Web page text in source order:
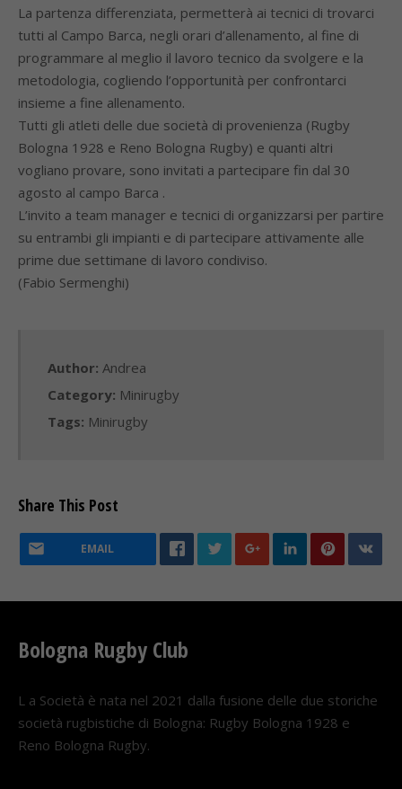
La partenza differenziata, permetterà ai tecnici di trovarci
tutti al Campo Barca, negli orari d’allenamento, al fine di
programmare al meglio il lavoro tecnico da svolgere e la
metodologia, cogliendo l’opportunità per confrontarci
insieme a fine allenamento.
Tutti gli atleti delle due società di provenienza (Rugby
Bologna 1928 e Reno Bologna Rugby) e quanti altri
vogliano provare, sono invitati a partecipare fin dal 30
agosto al campo Barca .
L’invito a team manager e tecnici di organizzarsi per partire
su entrambi gli impianti e di partecipare attivamente alle
prime due settimane di lavoro condiviso.
(Fabio Sermenghi)
Author: Andrea
Category: Minirugby
Tags: Minirugby
Share This Post
EMAIL
Bologna Rugby Club
L a Società è nata nel 2021 dalla fusione delle due storiche
società rugbistiche di Bologna: Rugby Bologna 1928 e
Reno Bologna Rugby.